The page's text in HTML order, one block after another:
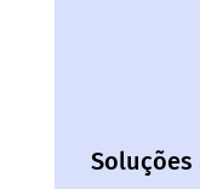
Soluções